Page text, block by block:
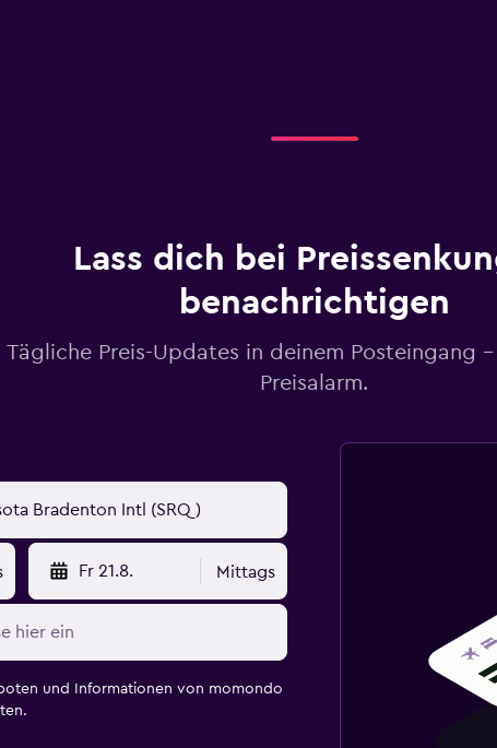
Lass dich bei
benachrichtigen
Tägliche Preis-Updates in deinem Posteingang
Preisalarm.
Fr 21.8. Mittags
und Informationen von momondo